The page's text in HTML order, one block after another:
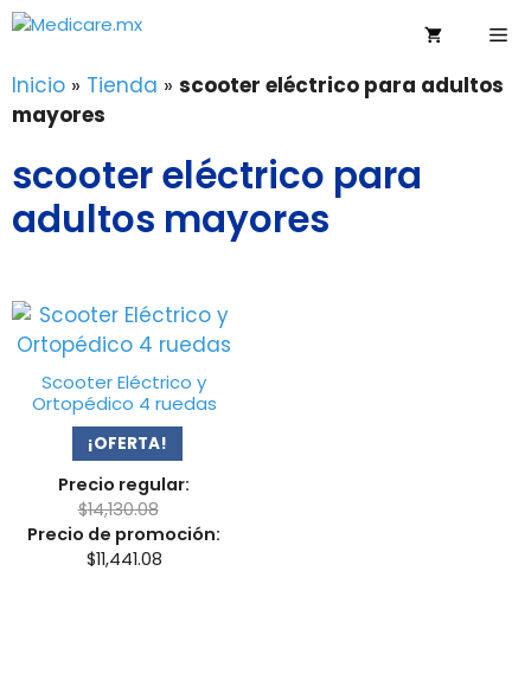
Saltar
contenido
Inicio » Tienda » scooter eléctrico para adultos
mayores
scooter eléctrico para
adultos mayores
Scooter Eléctrico y
Ortopédico 4 ruedas
¡OFERTA!
Precio regular:
$14,130.08
Precio de promoción:
$11,441.08